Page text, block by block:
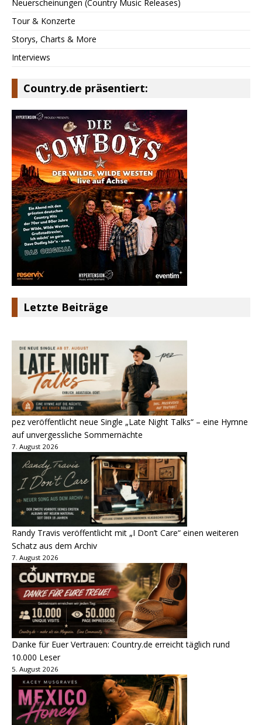
Neuerscheinungen (Country Music Releases)
Tour & Konzerte
Storys, Charts & More
Interviews
Country.de präsentiert:
Letzte Beiträge
pez veröffentlicht neue Single „Late Night Talks“ – eine Hymne
auf unvergessliche Sommernächte
7. August 2026
Randy Travis veröffentlicht mit „I Don’t Care“ einen weiteren
Schatz aus dem Archiv
7. August 2026
Danke für Euer Vertrauen: Country.de erreicht täglich rund
10.000 Leser
5. August 2026